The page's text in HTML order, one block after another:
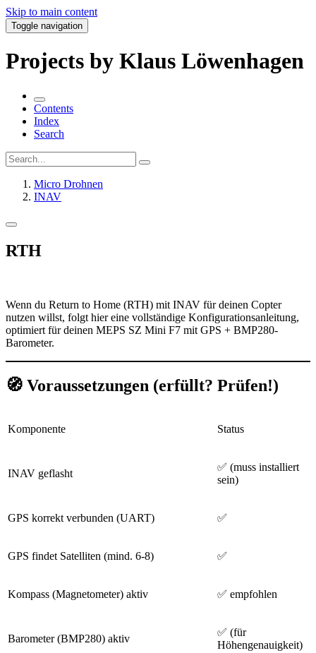
Skip to main content
Toggle navigation
Projects by Klaus Löwenhagen
Contents
Index
Search
Micro Drohnen
INAV
RTH
Wenn du Return to Home (RTH) mit INAV für deinen Copter
nutzen willst, folgt hier eine vollständige Konfigurationsanleitung,
optimiert für deinen MEPS SZ Mini F7 mit GPS + BMP280-
Barometer.
🧭 Voraussetzungen (erfüllt? Prüfen!)
Komponente Status
INAV geflasht
✅ (muss installiert
sein)
GPS korrekt verbunden (UART) ✅
GPS findet Satelliten (mind. 6-8) ✅
Kompass (Magnetometer) aktiv ✅ empfohlen
Barometer (BMP280) aktiv
✅ (für
Höhengenauigkeit)